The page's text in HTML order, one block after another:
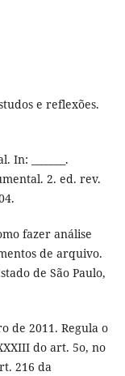
e reflexões.
In: _______.
2. ed. rev.
fazer análise
de arquivo.
de São Paulo,
de 2011. Regula o
do art. 5o, no
216 da